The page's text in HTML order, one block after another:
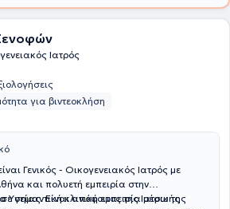
Ιατρός
για βιντεοκλήση
Γενικός - Οικογενειακός Ιατρός με
και πολυετή εμπειρία στην
Είναι απόφοιτος της Ιατρικής
σημαντική κλινική εμπειρία μέσω της